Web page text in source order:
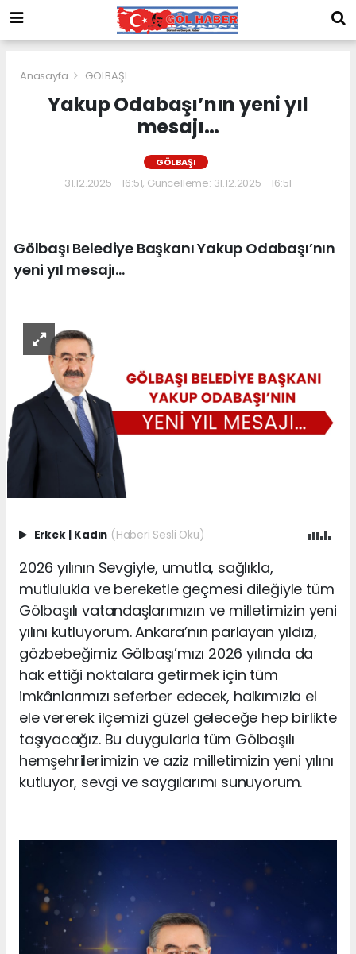
Anasayfa GÖLBAŞI
Yakup Odabaşı’nın yeni yıl
mesajı…
GÖLBAŞI
31.12.2025 - 16:51, Güncelleme: 31.12.2025 - 16:51
Gölbaşı Belediye Başkanı Yakup Odabaşı’nın
yeni yıl mesajı…
Erkek | Kadın (Haberi Sesli Oku)
2026 yılının Sevgiyle, umutla, sağlıkla,
mutlulukla ve bereketle geçmesi dileğiyle tüm
Gölbaşılı vatandaşlarımızın ve milletimizin yeni
yılını kutluyorum.Ankara’nın parlayan yıldızı,
gözbebeğimiz Gölbaşı’mızı 2026 yılında da
hak ettiği noktalara getirmek için tüm
imkânlarımızı seferber edecek, halkımızla el
ele vererek ilçemizi güzel geleceğe hep birlikte
taşıyacağız. Bu duygularla tüm Gölbaşılı
hemşehrilerimizin ve aziz milletimizin yeni yılını
kutluyor, sevgi ve saygılarımı sunuyorum.